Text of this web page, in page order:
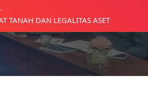
-
TANAH DAN LEGALITAS ASET